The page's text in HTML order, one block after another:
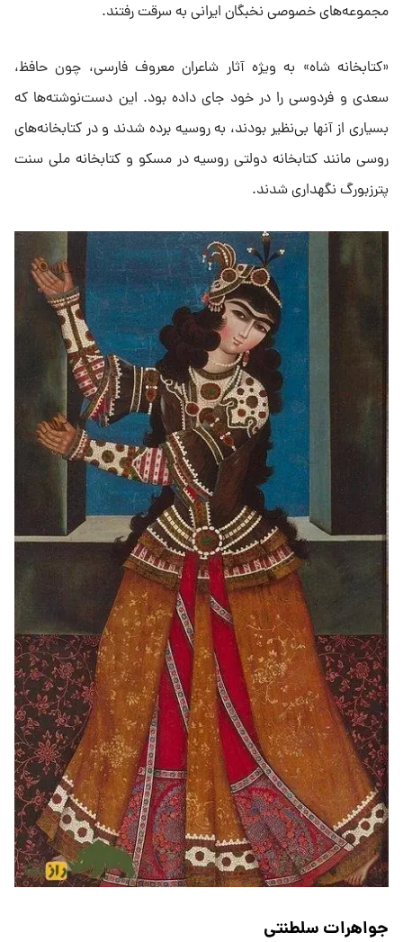
مجموعه‌های خصوصی نخبگان ایرانی به سرقت رفتند.
«کتابخانه شاه» به ویژه آثار شاعران معروف فارسی، چون حافظ،
سعدی و فردوسی را در خود جای داده بود. این دست‌نوشته‌ها که
بسیاری از آنها بی‌نظیر بودند، به روسیه برده شدند و در کتابخانه‌های
روسی مانند کتابخانه دولتی روسیه در مسکو و کتابخانه ملی سنت
پترزبورگ نگهداری شدند.
جواهرات سلطنتی